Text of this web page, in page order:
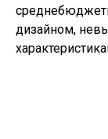
дизайном,